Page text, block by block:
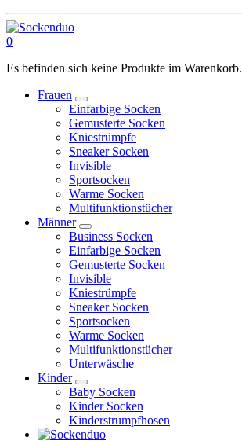
0
Es befinden sich keine Produkte im Warenkorb.
Frauen
Einfarbige Socken
Gemusterte Socken
Kniestrümpfe
Sneaker Socken
Invisible
Sportsocken
Warme Socken
Multifunktionstücher
Männer
Business Socken
Einfarbige Socken
Gemusterte Socken
Invisible
Kniestrümpfe
Sneaker Socken
Sportsocken
Warme Socken
Multifunktionstücher
Unterwäsche
Kinder
Baby Socken
Kinder Socken
Kinderstrumpfhosen